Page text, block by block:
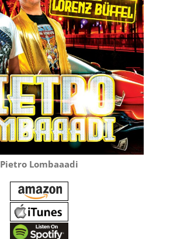
Pietro Lombaaadi